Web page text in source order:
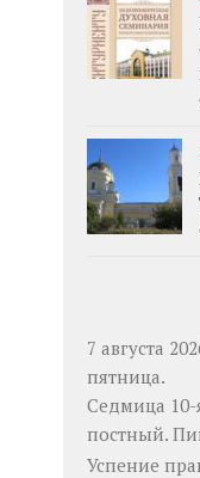
7 августа
пятница.
Седмица 10-
постный.
Успение